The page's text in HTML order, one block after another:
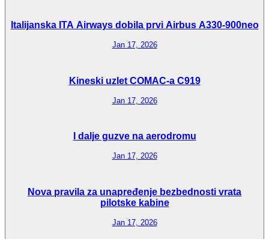
Italijanska ITA Airways dobila prvi Airbus A330-900neo
Jan 17, 2026
Kineski uzlet COMAC-a C919
Jan 17, 2026
I dalje guzve na aerodromu
Jan 17, 2026
Nova pravila za unapređenje bezbednosti vrata
pilotske kabine
Jan 17, 2026